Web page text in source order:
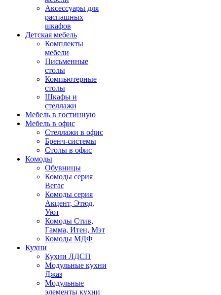
Аксессуары для
распашных
шкафов
Детская мебель
Комплекты
мебели
Письменные
столы
Компьютерные
столы
Шкафы и
стеллажи
Мебель в гостинную
Мебель в офис
Стеллажи в офис
Бренч-системы
Столы в офис
Комоды
Обувницы
Комоды серия
Вегас
Комоды серия
Акцент, Этюд,
Уют
Комоды Стив,
Гамма, Итен, Мэт
Комоды МДФ
Кухни
Кухни ЛДСП
Модульные кухни
Джаз
Модульные
элементы кухни